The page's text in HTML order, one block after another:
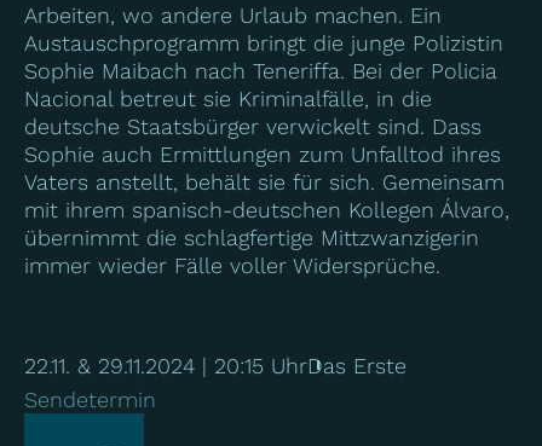
Arbeiten, wo andere Urlaub machen. Ein
Austauschprogramm bringt die junge Polizistin
Sophie Maibach nach Teneriffa. Bei der Policia
Nacional betreut sie Kriminalfälle, in die
deutsche Staatsbürger verwickelt sind. Dass
Sophie auch Ermittlungen zum Unfalltod ihres
Vaters anstellt, behält sie für sich. Gemeinsam
mit ihrem spanisch-deutschen Kollegen Álvaro,
übernimmt die schlagfertige Mittzwanzigerin
immer wieder Fälle voller Widersprüche.
22.11. & 29.11.2024 | 20:15 UhrDas Erste
Sendetermin